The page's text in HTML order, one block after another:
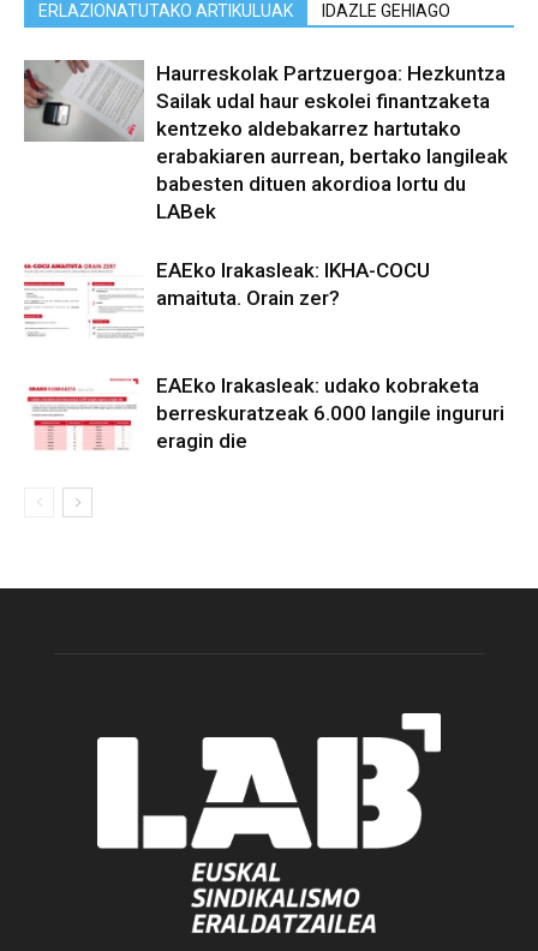
ERLAZIONATUTAKO ARTIKULUAK IDAZLE GEHIAGO
Haurreskolak Partzuergoa: Hezkuntza
Sailak udal haur eskolei finantzaketa
kentzeko aldebakarrez hartutako
erabakiaren aurrean, bertako langileak
babesten dituen akordioa lortu du
LABek
EAEko Irakasleak: IKHA-COCU
amaituta. Orain zer?
EAEko Irakasleak: udako kobraketa
berreskuratzeak 6.000 langile ingururi
eragin die